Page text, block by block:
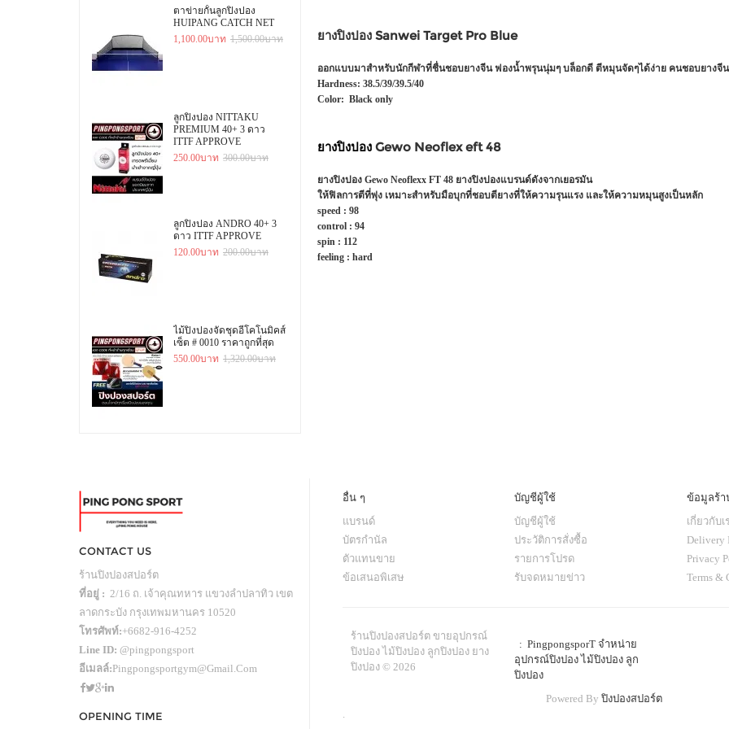
ตาข่ายกั้นลูกปิงปอง
HUIPANG CATCH NET
1,100.00บาท 1,500.00บาท
ลูกปิงปอง NITTAKU
PREMIUM 40+ 3 ดาว
ITTF APPROVE
250.00บาท 300.00บาท
ลูกปิงปอง ANDRO 40+ 3
ดาว ITTF APPROVE
120.00บาท 200.00บาท
ไม้ปิงปองจัดชุดอีโคโนมิคส์
เซ็ต # 0010 ราคาถูกที่สุด
550.00บาท 1,320.00บาท
ยางปิงปอง Sanwei Target Pro Blue
ออกแบบมาสำหรับนักกีฬาที่ชื่นชอบยางจีน ฟองน้ำพรุนนุ่มๆ บล็อกดี ตีหมุนจัดๆได้ง่าย คนชอบยางจีน
Hardness: 38.5/39/39.5/40
Color: Black only
ยางปิงปอง Gewo Neoflex eft 48
ยางปิงปอง Gewo Neoflexx FT 48 ยางปิงปองแบรนด์ดังจากเยอรมัน
ให้ฟิลการตีที่พุ่ง เหมาะสำหรับมือบุกที่ชอบตียางที่ให้ความรุนแรง และให้ความหมุนสูงเป็นหลัก
speed : 98
control : 94
spin : 112
feeling : hard
CONTACT US
ร้านปิงปองสปอร์ต
ที่อยู่ : 2/16 ถ. เจ้าคุณทหาร แขวงลำปลาทิว เขต
ลาดกระบัง กรุงเทพมหานคร 10520
โทรศัพท์:+6682-916-4252
Line ID: @pingpongsport
อีเมลล์:Pingpongsportgym@gmail.com
OPENING TIME
อื่น ๆ
แบรนด์
บัตรกำนัล
ตัวแทนขาย
ข้อเสนอพิเสษ
บัญชีผู้ใช้
บัญชีผู้ใช้
ประวัติการสั่งซื้อ
รายการโปรด
รับจดหมายข่าว
ข้อมูลร้า
เกี่ยวกับเ
Delivery
Privacy
Terms &
ร้านปิงปองสปอร์ต ขายอุปกรณ์
ปิงปอง ไม้ปิงปอง ลูกปิงปอง ยาง
ปิงปอง © 2026
: PingpongsporT จำหน่าย
อุปกรณ์ปิงปอง ไม้ปิงปอง ลูก
ปิงปอง
Powered By ปิงปองสปอร์ต
.